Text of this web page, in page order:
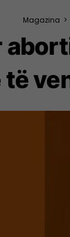
Magazina >